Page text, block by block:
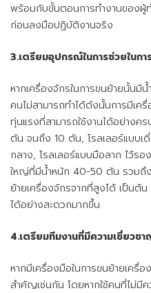
พร้อมกับขั้นตอนการทำงานของผู้ท
ก่อนลงมือปฏิบัติงานจริง
3.เตรียมอุปกรณ์ในการช่วยในกา
หากเครื่องจักรในการขนย้ายนั้นมี
คนไม่สามารถทำได้ดังนั้นการมีเค
ทุ่นแรงที่สามารถใช้งานได้อย่างค
ตัน จนถึง 10 ตัน, โรลเลอร์แบบเ
กลาง, โรลเลอร์แบบมือลาก ไว้ร
ใหญ่ที่มีน้ำหนัก 40-50 ตัน รวมถึ
ย้ายเครื่องจักรจากที่สูงได้ เป็นต้น
ได้อย่างสะดวกมากขึ้น
4.เตรียมทีมงานที่มีความเชี่ยวช
หากมีเครื่องมือในการขนย้ายเครื่
สำคัญเช่นกัน โดยหากใช้คนที่ไม่มี